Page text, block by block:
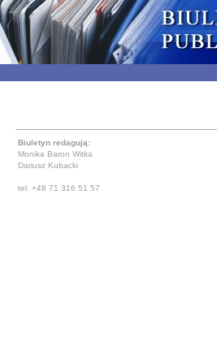
Biuletyn redagują:
Monika Baron Witka
Dariusz Kubacki
tel. +48 71 316 51 57